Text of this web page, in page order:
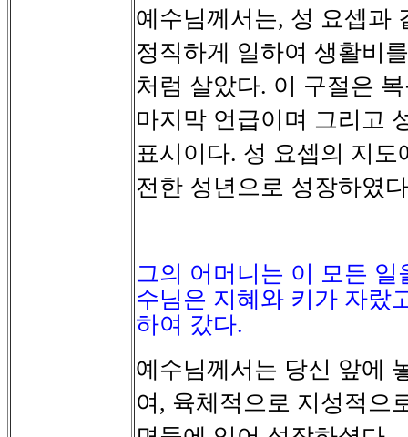
예수님께서는, 성 요셉과
정직하게 일하여 생활비를
처럼 살았다. 이 구절은
마지막 언급이며 그리고
표시이다. 성 요셉의 지도
전한 성년으로 성장하였다
그의 어머니는 이 모든
수님은 지혜와 키가 자랐
하여 갔다.
예수님께서는 당신 앞에
여, 육체적으로 지성적으